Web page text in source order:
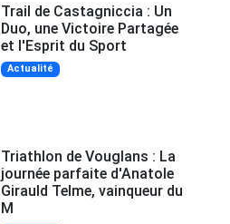
Trail de Castagniccia : Un
Duo, une Victoire Partagée
et l'Esprit du Sport
Actualité
Triathlon de Vouglans : La
journée parfaite d'Anatole
Girauld Telme, vainqueur du
M